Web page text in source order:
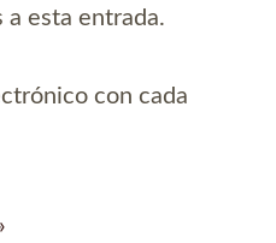
esta entrada.
con cada